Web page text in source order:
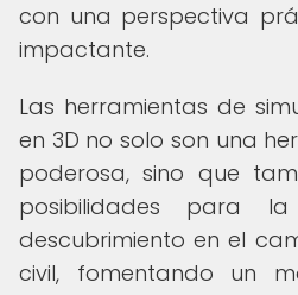
con una perspectiva
impactante.
Las herramientas de
en 3D no solo son una
poderosa, sino que
posibilidades para
descubrimiento en el
civil, fomentando un